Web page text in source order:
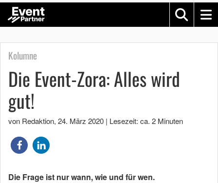
Kolumne
Die Event-Zora: Alles wird
gut!
von Redaktion, 24. März 2020 | Lesezeit: ca. 2 Minuten
Die Frage ist nur wann, wie und für wen.